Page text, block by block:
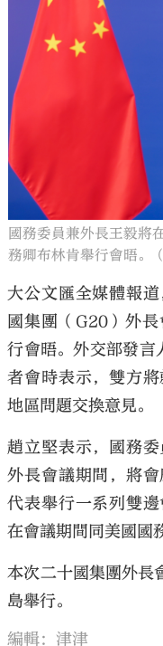
國務委員兼外長王毅將
務卿布林肯舉行會晤。
大公文匯全媒體報
國集團（G20）外
行會晤。外交部發言
者會時表示，雙方
地區問題交換意見。
趙立堅表示，國務
外長會議期間，將
代表舉行一系列雙
在會議期間同美國國
本次二十國集團外長
島舉行。
編輯：津津